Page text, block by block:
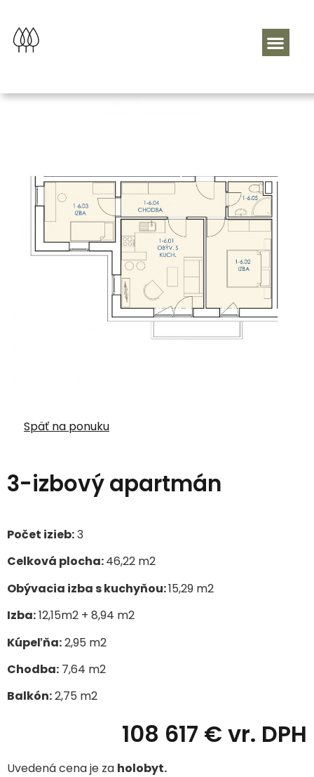
Späť na ponuku
3-izbový apartmán
Počet izieb:3
Celková plocha:46,22 m2
Obývacia izba s kuchyňou:15,29 m2
Izba:12,15m2 + 8,94 m2
Kúpeľňa:2,95 m2
Chodba: 7,64 m2
Balkón:2,75 m2
108 617 € vr. DPH
Uvedená cena je za holobyt.